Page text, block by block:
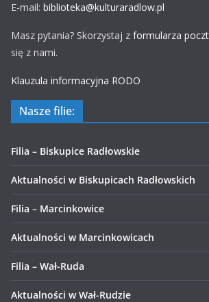
E-mail: biblioteka@kulturaradlow.pl
Masz pytania? Skorzystaj z formularza
się z nami.
Klauzula informacyjna RODO
Nasze filie:
Filia – Biskupice Radłowskie
Aktualności w Biskupicach Radłowskich
Filia – Marcinkowice
Aktualności w Marcinkowicach
Filia – Wał-Ruda
Aktualności w Wał-Rudzie